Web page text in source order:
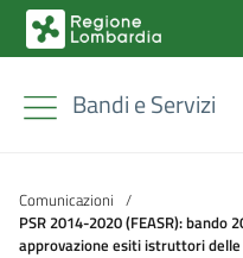
Bandi e Servizi
Comunicazioni /
PSR 2014-2020 (FEASR): bando
approvazione esiti istruttori